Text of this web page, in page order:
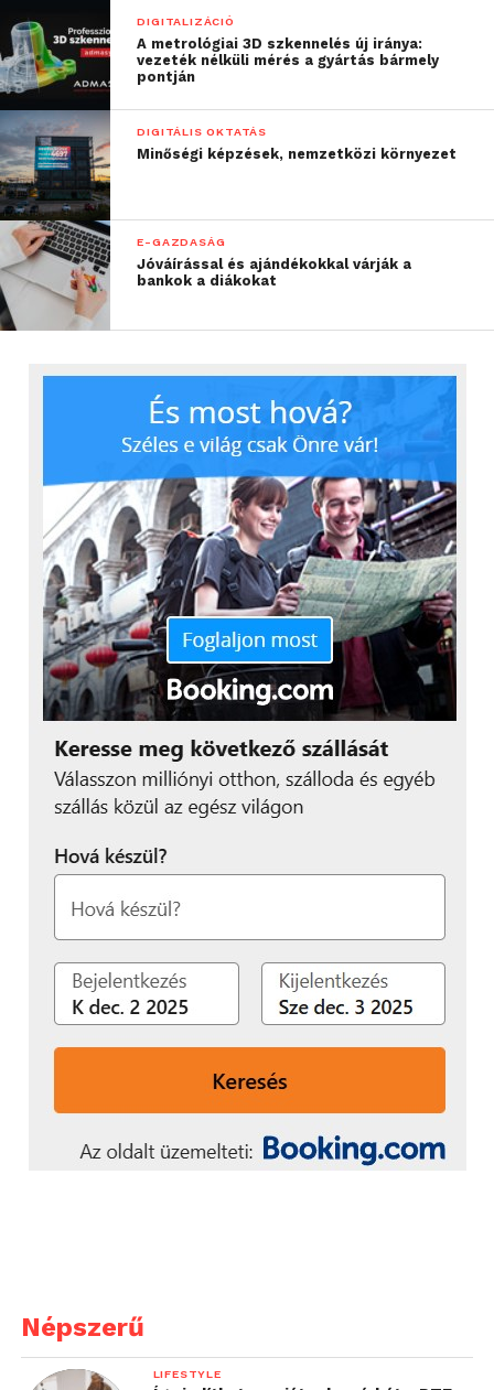
Forrás: MTI
DIGITALIZÁCIÓ
A metrológiai 3D szkennelés új iránya:
vezeték nélküli mérés a gyártás bármely
pontján
DIGITÁLIS OKTATÁS
Minőségi képzések, nemzetközi környezet
E-GAZDASÁG
Jóváírással és ajándékokkal várják a
bankok a diákokat
Népszerű
LIFESTYLE